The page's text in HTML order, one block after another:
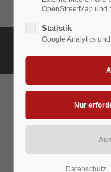
OpenStreetMap und
Statistik
Google Analytics
Datenschutz